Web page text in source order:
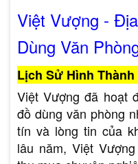
Việt Vượng -
Dùng Văn
Lịch Sử Hình Thành
Việt Vượng đã hoạt
đồ dùng văn phòng
tín và lòng tin của
lâu năm, Việt